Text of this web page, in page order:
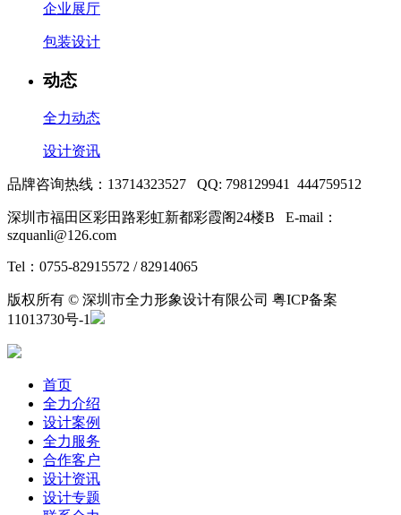
企业展厅
包装设计
动态
全力动态
设计资讯
品牌咨询热线：13714323527 QQ: 798129941 444759512
深圳市福田区彩田路彩虹新都彩霞阁24楼B E-mail：
szquanli@126.com
Tel：0755-82915572 / 82914065
版权所有 © 深圳市全力形象设计有限公司 粤ICP备案
11013730号-1
首页
全力介绍
设计案例
全力服务
合作客户
设计资讯
设计专题